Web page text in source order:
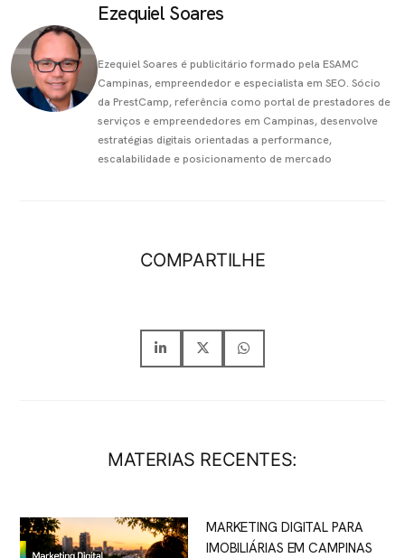
Ezequiel Soares
Ezequiel Soares é publicitário formado pela ESAMC
Campinas, empreendedor e especialista em SEO. Sócio
da PrestCamp, referência como portal de prestadores de
serviços e empreendedores em Campinas, desenvolve
estratégias digitais orientadas a performance,
escalabilidade e posicionamento de mercado
COMPARTILHE
MATERIAS RECENTES:
MARKETING DIGITAL PARA
IMOBILIÁRIAS EM CAMPINAS